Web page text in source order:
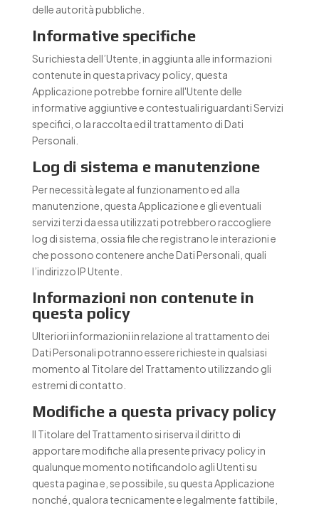
delle autorità pubbliche.
Informative specifiche
Su richiesta dell’Utente, in aggiunta alle informazioni
contenute in questa privacy policy, questa
Applicazione potrebbe fornire all'Utente delle
informative aggiuntive e contestuali riguardanti Servizi
specifici, o la raccolta ed il trattamento di Dati
Personali.
Log di sistema e manutenzione
Per necessità legate al funzionamento ed alla
manutenzione, questa Applicazione e gli eventuali
servizi terzi da essa utilizzati potrebbero raccogliere
log di sistema, ossia file che registrano le interazioni e
che possono contenere anche Dati Personali, quali
l’indirizzo IP Utente.
Informazioni non contenute in
questa policy
Ulteriori informazioni in relazione al trattamento dei
Dati Personali potranno essere richieste in qualsiasi
momento al Titolare del Trattamento utilizzando gli
estremi di contatto.
Modifiche a questa privacy policy
Il Titolare del Trattamento si riserva il diritto di
apportare modifiche alla presente privacy policy in
qualunque momento notificandolo agli Utenti su
questa pagina e, se possibile, su questa Applicazione
nonché, qualora tecnicamente e legalmente fattibile,